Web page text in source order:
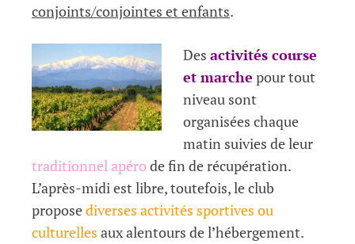
conjoints/conjointes et enfants.
Des activités course
et marche pour tout
niveau sont
organisées chaque
matin suivies de leur
traditionnel apéro de fin de récupération.
L’après-midi est libre, toutefois, le club
proposediverses activités sportives ou
culturelles aux alentours de l’hébergement.